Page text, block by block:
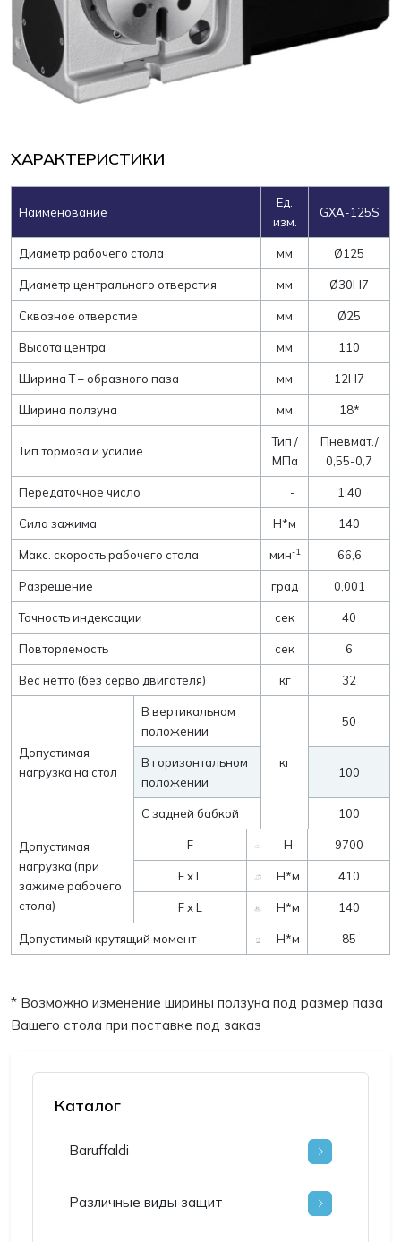
ХАРАКТЕРИСТИКИ
Наименование
Ед.
изм.
GXA-125S
Диаметр рабочего стола мм Ø125
Диаметр центрального отверстия мм Ø30H7
Сквозное отверстие мм Ø25
Высота центра мм 110
Ширина Т – образного паза мм 12Н7
Ширина ползуна мм 18*
Тип тормоза и усилие
Тип /
МПа
Пневмат./
0,55-0,7
Передаточное число - 1:40
Сила зажима Н*м 140
Макс. скорость рабочего стола мин-1 66,6
Разрешение град 0,001
Точность индексации сек 40
Повторяемость сек 6
Вес нетто (без серво двигателя) кг 32
Допустимая
нагрузка на стол
В вертикальном
положении
кг
50
В горизонтальном
положении
100
С задней бабкой 100
Допустимая
нагрузка (при
зажиме рабочего
стола)
F Н 9700
F x L Н*м 410
F x L Н*м 140
Допустимый крутящий момент Н*м 85
* Возможно изменение ширины ползуна под размер паза
Вашего стола при поставке под заказ
Каталог
Baruffaldi
Различные виды защит